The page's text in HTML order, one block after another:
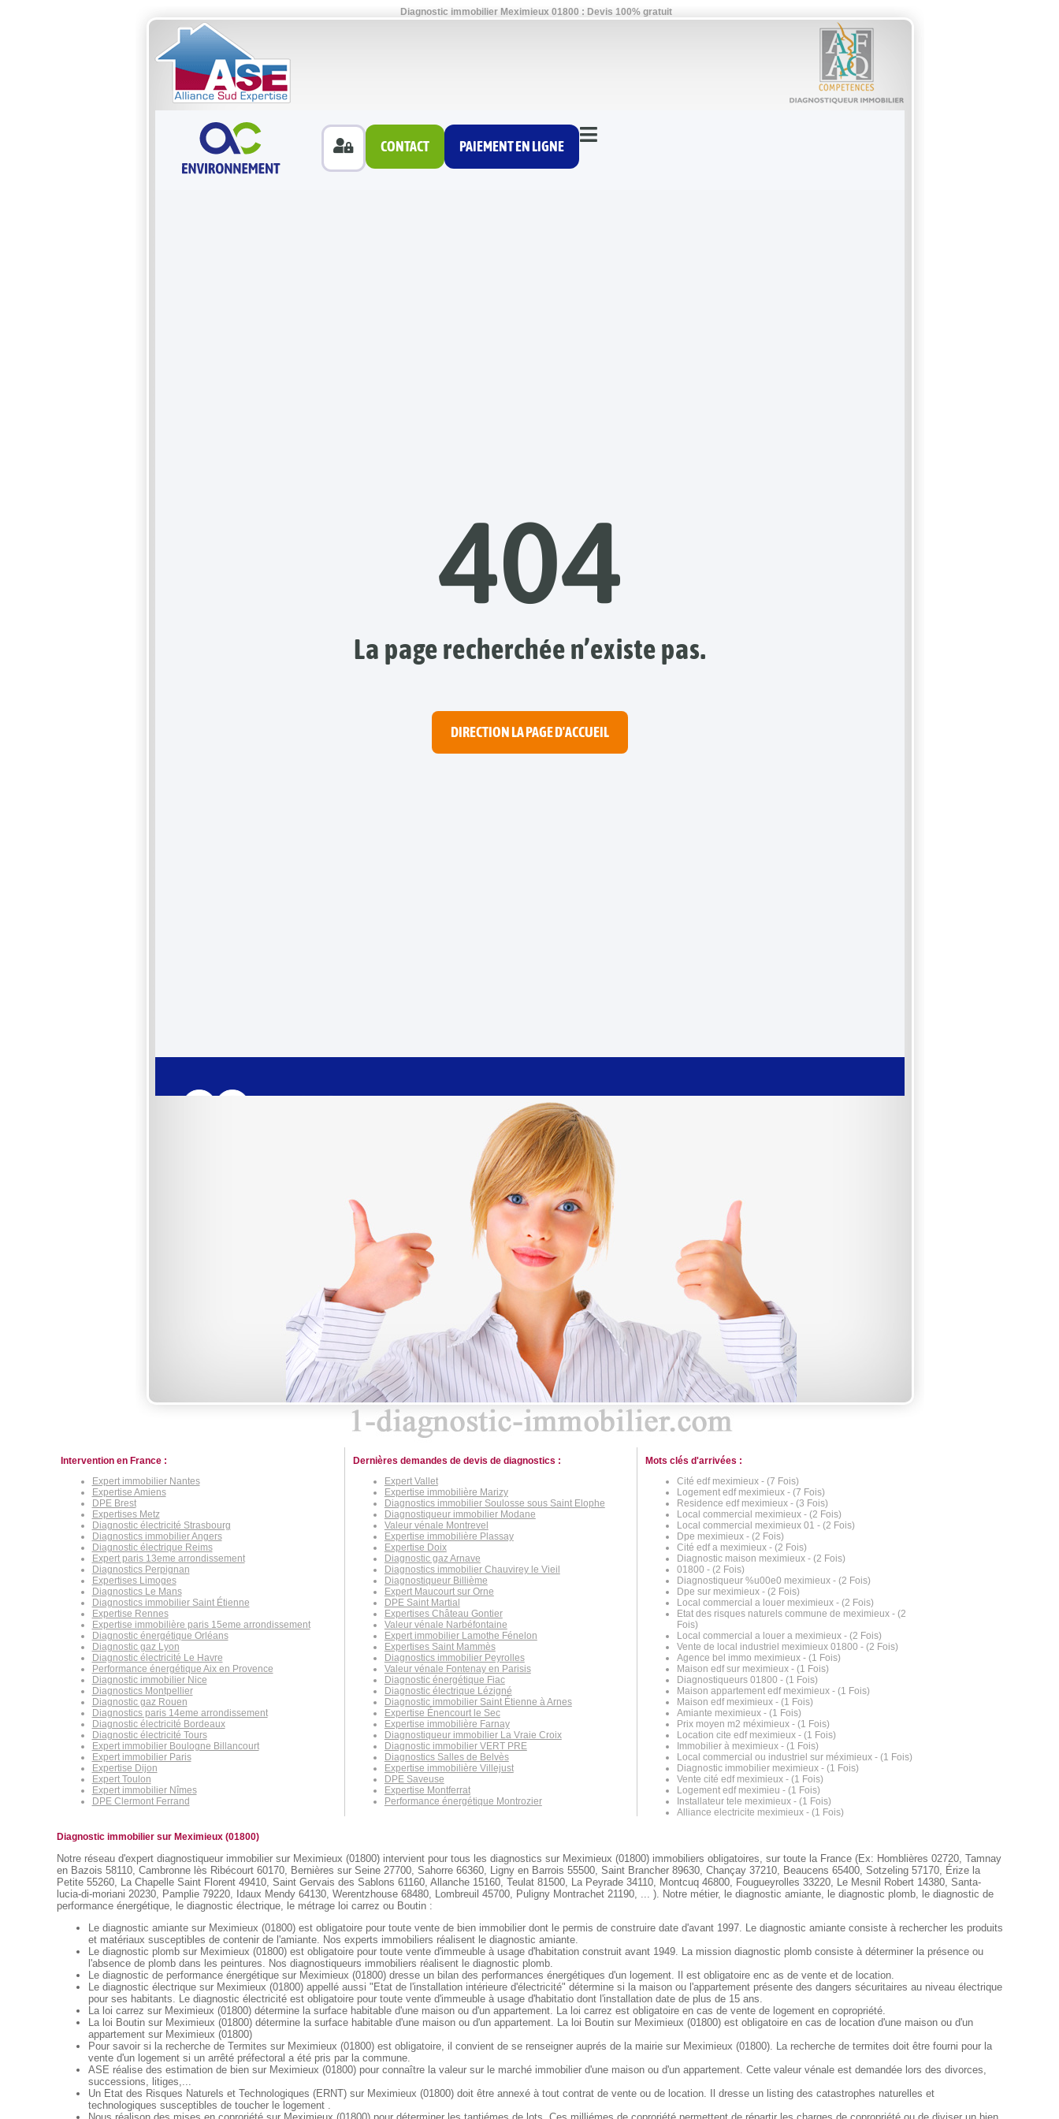
Diagnostic immobilier Meximieux 01800 : Devis 100% gratuit
Intervention en France :
Expert immobilier Nantes
Expertise Amiens
DPE Brest
Expertises Metz
Diagnostic électricité Strasbourg
Diagnostics immobilier Angers
Diagnostic électrique Reims
Expert paris 13eme arrondissement
Diagnostics Perpignan
Expertises Limoges
Diagnostics Le Mans
Diagnostics immobilier Saint Étienne
Expertise Rennes
Expertise immobilière paris 15eme arrondissement
Diagnostic énergétique Orléans
Diagnostic gaz Lyon
Diagnostic électricité Le Havre
Performance énergétique Aix en Provence
Diagnostic immobilier Nice
Diagnostics Montpellier
Diagnostic gaz Rouen
Diagnostics paris 14eme arrondissement
Diagnostic électricité Bordeaux
Diagnostic électricité Tours
Expert immobilier Boulogne Billancourt
Expert immobilier Paris
Expertise Dijon
Expert Toulon
Expert immobilier Nîmes
DPE Clermont Ferrand
Dernières demandes de devis de diagnostics :
Expert Vallet
Expertise immobilière Marizy
Diagnostics immobilier Soulosse sous Saint Elophe
Diagnostiqueur immobilier Modane
Valeur vénale Montrevel
Expertise immobilière Plassay
Expertise Doix
Diagnostic gaz Arnave
Diagnostics immobilier Chauvirey le Vieil
Diagnostiqueur Billième
Expert Maucourt sur Orne
DPE Saint Martial
Expertises Château Gontier
Valeur vénale Narbéfontaine
Expert immobilier Lamothe Fénelon
Expertises Saint Mammès
Diagnostics immobilier Peyrolles
Valeur vénale Fontenay en Parisis
Diagnostic énergétique Fiac
Diagnostic électrique Lézigné
Diagnostic immobilier Saint Étienne à Arnes
Expertise Énencourt le Sec
Expertise immobilière Farnay
Diagnostiqueur immobilier La Vraie Croix
Diagnostic immobilier VERT PRE
Diagnostics Salles de Belvès
Expertise immobilière Villejust
DPE Saveuse
Expertise Montferrat
Performance énergétique Montrozier
Mots clés d'arrivées :
Cité edf meximieux - (7 Fois)
Logement edf meximieux - (7 Fois)
Residence edf meximieux - (3 Fois)
Local commercial meximieux - (2 Fois)
Local commercial meximieux 01 - (2 Fois)
Dpe meximieux - (2 Fois)
Cité edf a meximieux - (2 Fois)
Diagnostic maison meximieux - (2 Fois)
01800 - (2 Fois)
Diagnostiqueur %u00e0 meximieux - (2 Fois)
Dpe sur meximieux - (2 Fois)
Local commercial a louer meximieux - (2 Fois)
Etat des risques naturels commune de meximieux - (2
Fois)
Local commercial a louer a meximieux - (2 Fois)
Vente de local industriel meximieux 01800 - (2 Fois)
Agence bel immo meximieux - (1 Fois)
Maison edf sur meximieux - (1 Fois)
Diagnostiqueurs 01800 - (1 Fois)
Maison appartement edf meximieux - (1 Fois)
Maison edf meximieux - (1 Fois)
Amiante meximieux - (1 Fois)
Prix moyen m2 méximieux - (1 Fois)
Location cite edf meximieux - (1 Fois)
Immobilier à meximieux - (1 Fois)
Local commercial ou industriel sur méximieux - (1 Fois)
Diagnostic immobilier meximieux - (1 Fois)
Vente cité edf meximieux - (1 Fois)
Logement edf meximieu - (1 Fois)
Installateur tele meximieux - (1 Fois)
Alliance electricite meximieux - (1 Fois)
Diagnostic immobilier sur Meximieux (01800)
Notre réseau d'expert diagnostiqueur immobilier sur Meximieux (01800) intervient pour tous les diagnostics sur Meximieux (01800) immobiliers obligatoires, sur toute la France (Ex: Homblières 02720, Tamnay
en Bazois 58110, Cambronne lès Ribécourt 60170, Bernières sur Seine 27700, Sahorre 66360, Ligny en Barrois 55500, Saint Brancher 89630, Chançay 37210, Beaucens 65400, Sotzeling 57170, Érize la
Petite 55260, La Chapelle Saint Florent 49410, Saint Gervais des Sablons 61160, Allanche 15160, Teulat 81500, La Peyrade 34110, Montcuq 46800, Fougueyrolles 33220, Le Mesnil Robert 14380, Santa-
lucia-di-moriani 20230, Pamplie 79220, Idaux Mendy 64130, Werentzhouse 68480, Lombreuil 45700, Puligny Montrachet 21190, ... ). Notre métier, le diagnostic amiante, le diagnostic plomb, le diagnostic de
performance énergétique, le diagnostic électrique, le métrage loi carrez ou Boutin :
Le diagnostic amiante sur Meximieux (01800) est obligatoire pour toute vente de bien immobilier dont le permis de construire date d'avant 1997. Le diagnostic amiante consiste à rechercher les produits
et matériaux susceptibles de contenir de l'amiante. Nos experts immobiliers réalisent le diagnostic amiante.
Le diagnostic plomb sur Meximieux (01800) est obligatoire pour toute vente d'immeuble à usage d'habitation construit avant 1949. La mission diagnostic plomb consiste à déterminer la présence ou
l'absence de plomb dans les peintures. Nos diagnostiqueurs immobiliers réalisent le diagnostic plomb.
Le diagnostic de performance énergétique sur Meximieux (01800) dresse un bilan des performances énergétiques d'un logement. Il est obligatoire enc as de vente et de location.
Le diagnostic électrique sur Meximieux (01800) appellé aussi "Etat de l'installation intérieure d'électricité" détermine si la maison ou l'appartement présente des dangers sécuritaires au niveau électrique
pour ses habitants. Le diagnostic électricité est obligatoire pour toute vente d'immeuble à usage d'habitatio dont l'installation date de plus de 15 ans.
La loi carrez sur Meximieux (01800) détermine la surface habitable d'une maison ou d'un appartement. La loi carrez est obligatoire en cas de vente de logement en copropriété.
La loi Boutin sur Meximieux (01800) détermine la surface habitable d'une maison ou d'un appartement. La loi Boutin sur Meximieux (01800) est obligatoire en cas de location d'une maison ou d'un
appartement sur Meximieux (01800)
Pour savoir si la recherche de Termites sur Meximieux (01800) est obligatoire, il convient de se renseigner auprés de la mairie sur Meximieux (01800). La recherche de termites doit être fourni pour la
vente d'un logement si un arrêté préfectoral a été pris par la commune.
ASE réalise des estimation de bien sur Meximieux (01800) pour connaître la valeur sur le marché immobilier d'une maison ou d'un appartement. Cette valeur vénale est demandée lors des divorces,
successions, litiges,...
Un Etat des Risques Naturels et Technologiques (ERNT) sur Meximieux (01800) doit être annexé à tout contrat de vente ou de location. Il dresse un listing des catastrophes naturelles et
technologiques susceptibles de toucher le logement .